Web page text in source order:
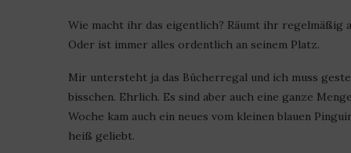
Wie macht ihr das eigentlich? Räumt ihr
Oder ist immer alles ordentlich an seinem Platz.
Mir untersteht ja das Bücherregal und ich muss
bisschen. Ehrlich. Es sind aber auch eine ganze
Woche kam auch ein neues vom kleinen blauen
heiß geliebt.